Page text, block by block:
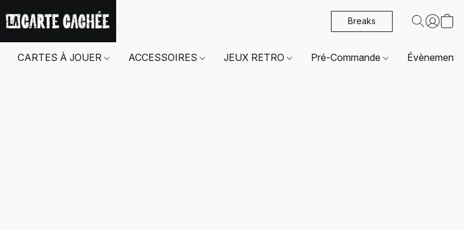
Breaks
CARTES À JOUER ACCESSOIRES JEUX RETRO Pré-Commande Évènements